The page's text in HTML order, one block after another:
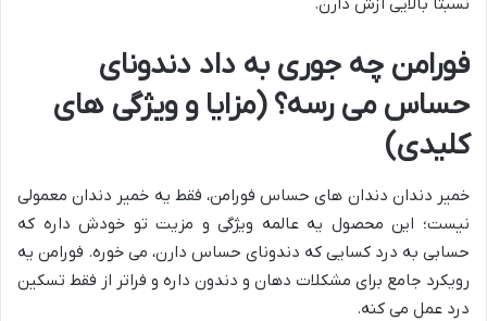
نسبتاً بالایی ازش دارن.
فورامن چه جوری به داد دندونای
حساس می رسه؟ (مزایا و ویژگی های
کلیدی)
خمیر دندان دندان های حساس فورامن، فقط یه خمیر دندان معمولی
نیست؛ این محصول یه عالمه ویژگی و مزیت تو خودش داره که
حسابی به درد کسایی که دندونای حساس دارن، می خوره. فورامن یه
رویکرد جامع برای مشکلات دهان و دندون داره و فراتر از فقط تسکین
درد عمل می کنه.